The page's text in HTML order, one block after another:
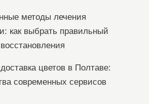
методы лечения
как выбрать правильный
цветов в Полтаве:
современных сервисов